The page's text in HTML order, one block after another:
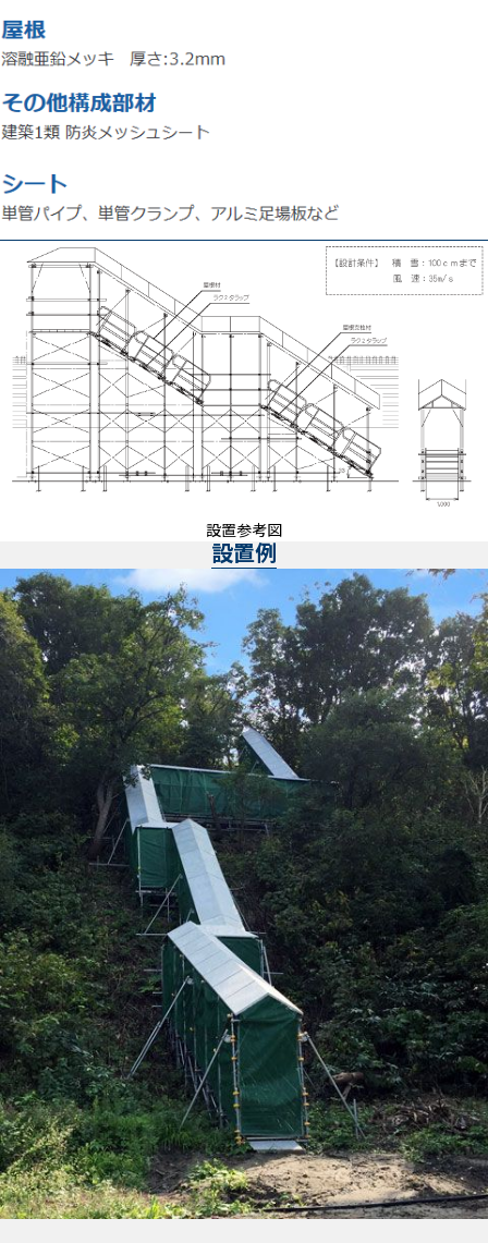
設置参考図
設置例